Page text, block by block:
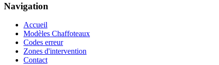
Navigation
Accueil
Modèles Chaffoteaux
Codes erreur
Zones d'intervention
Contact